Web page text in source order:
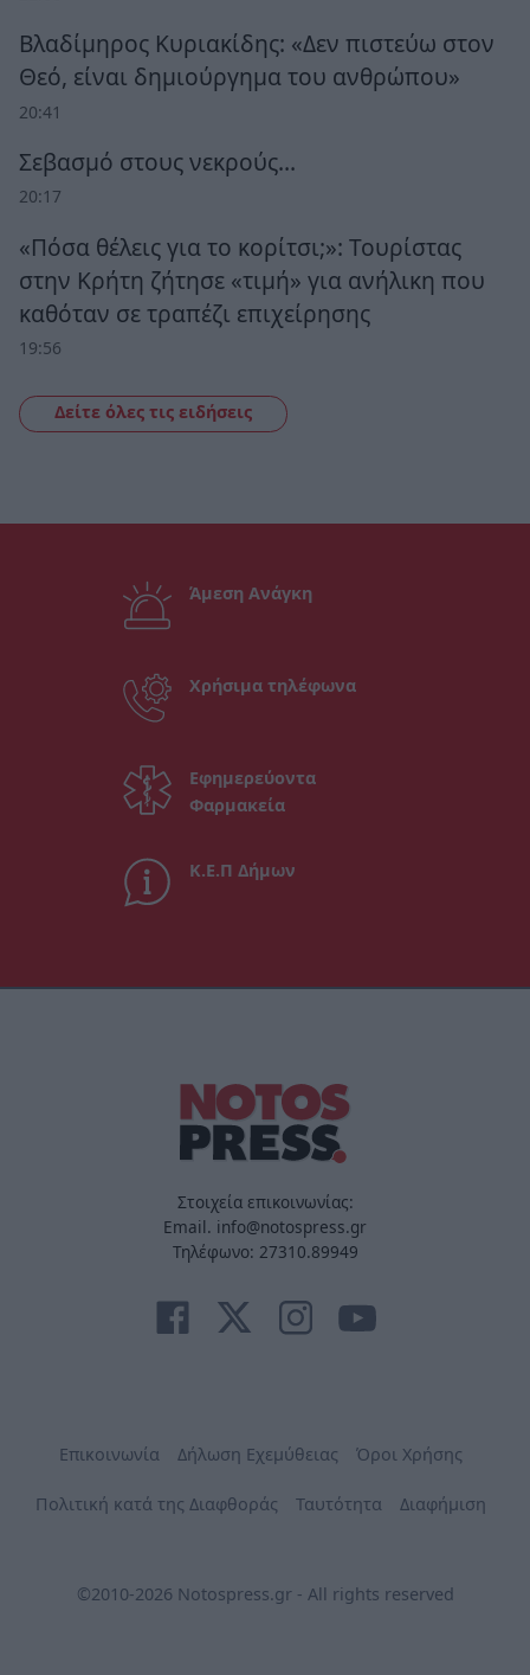
Βλαδίμηρος Κυριακίδης: «Δεν πιστεύω στον
Θεό, είναι δημιούργημα του ανθρώπου»
20:41
Σεβασμό στους νεκρούς…
20:17
«Πόσα θέλεις για το κορίτσι;»: Τουρίστας
στην Κρήτη ζήτησε «τιμή» για ανήλικη που
καθόταν σε τραπέζι επιχείρησης
19:56
Δείτε όλες τις ειδήσεις
Άμεση Ανάγκη
Χρήσιμα τηλέφωνα
Εφημερεύοντα
Φαρμακεία
Κ.Ε.Π Δήμων
Στοιχεία επικοινωνίας:
Email. info@notospress.gr
Τηλέφωνο: 27310.89949
Επικοινωνία Δήλωση Εχεμύθειας Όροι Χρήσης
Πολιτική κατά της Διαφθοράς Ταυτότητα Διαφήμιση
©2010-2026 Notospress.gr - All rights reserved